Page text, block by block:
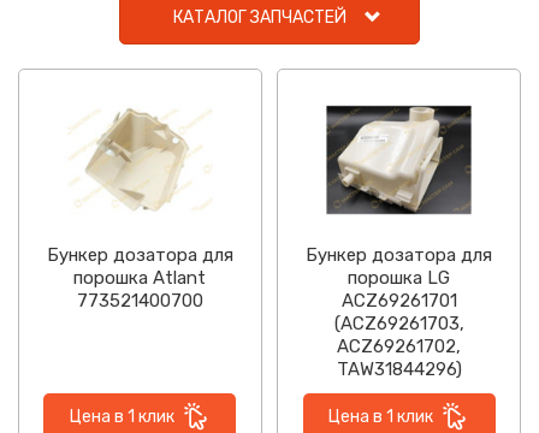
КАТАЛОГ ЗАПЧАСТЕЙ
Бункер дозатора для
порошка Atlant
773521400700
Цена в 1 клик
Бункер дозатора для
порошка LG
ACZ69261701
(ACZ69261703,
ACZ69261702,
TAW31844296)
Цена в 1 клик